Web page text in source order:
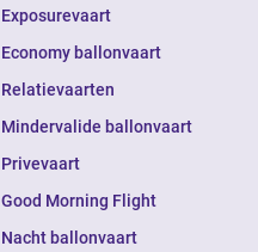
Exposurevaart
Economy ballonvaart
Relatievaarten
Mindervalide ballonvaart
Privevaart
Good Morning Flight
Nacht ballonvaart